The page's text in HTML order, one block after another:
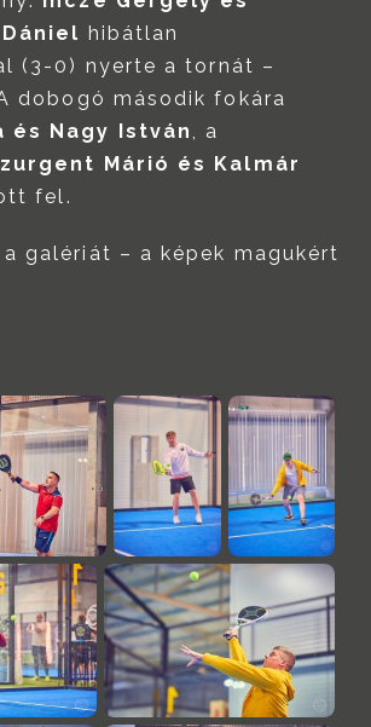
hibátlan
(3-0) nyerte a tornát –
dobogó második fokára
és Nagy István, a
Márió és Kalmár
fel.
galériát – a képek magukért